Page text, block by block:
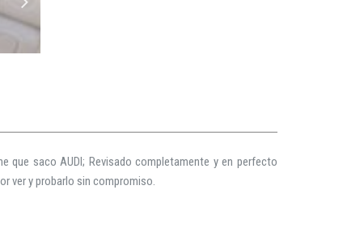
que saco AUDI; Revisado completamente y en perfecto
ver y probarlo sin compromiso.